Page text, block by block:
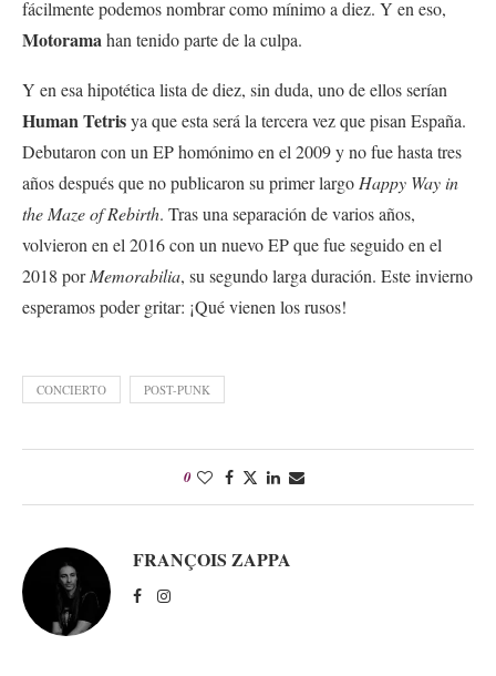
fácilmente podemos nombrar como mínimo a diez. Y en eso,
Motoramahan tenido parte de la culpa.
Y en esa hipotética lista de diez, sin duda, uno de ellos serían
Human Tetrisya que esta será la tercera vez que pisan España.
Debutaron con un EP homónimo en el 2009 y no fue hasta tres
años después que no publicaron su primer largoHappy Way in
the Maze of Rebirth. Tras una separación de varios años,
volvieron en el 2016 con un nuevo EP que fue seguido en el
2018 porMemorabilia, su segundo larga duración. Este invierno
esperamos poder gritar: ¡Qué vienen los rusos!
CONCIERTO POST-PUNK
0
FRANÇOIS ZAPPA